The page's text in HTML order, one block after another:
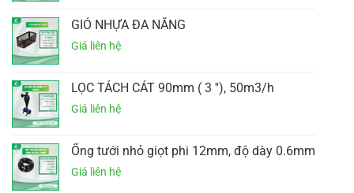
GIỎ NHỰA ĐA NĂNG
LỌC TÁCH CÁT 90mm ( 3 ''), 50m3/h
Ống tưới nhỏ giọt phi 12mm, độ dày 0.6mm